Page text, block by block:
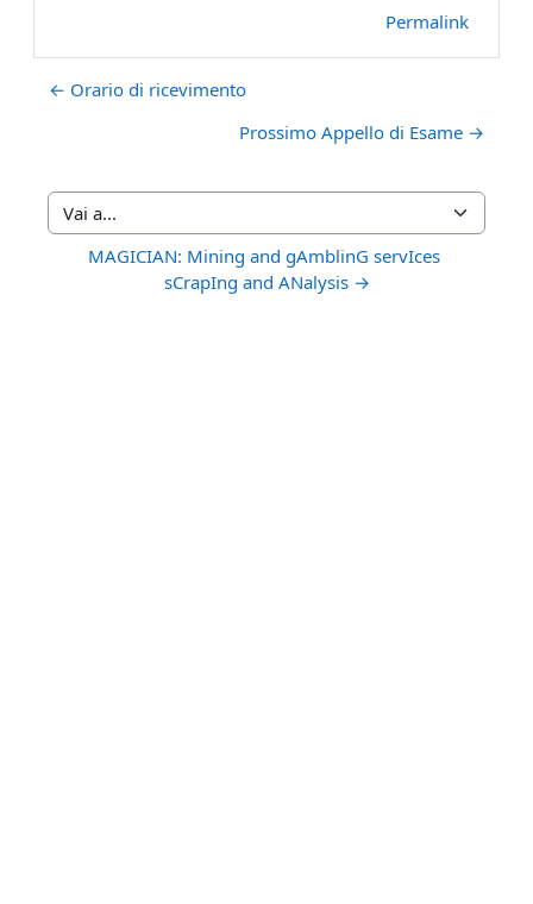
Permalink
← Orario di ricevimento
Prossimo Appello di Esame →
Vai a...
MAGICIAN: Mining and gAmblinG servIces
sCrapIng and ANalysis →